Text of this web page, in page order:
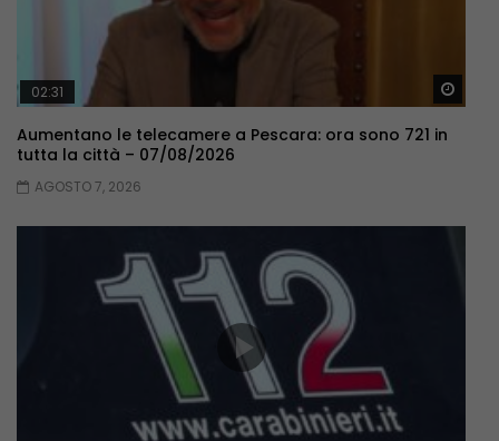
02:31
Aumentano le telecamere a Pescara: ora sono 721 in
tutta la città – 07/08/2026
AGOSTO 7, 2026